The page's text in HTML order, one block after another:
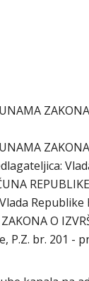
O
P.Z. br. 201